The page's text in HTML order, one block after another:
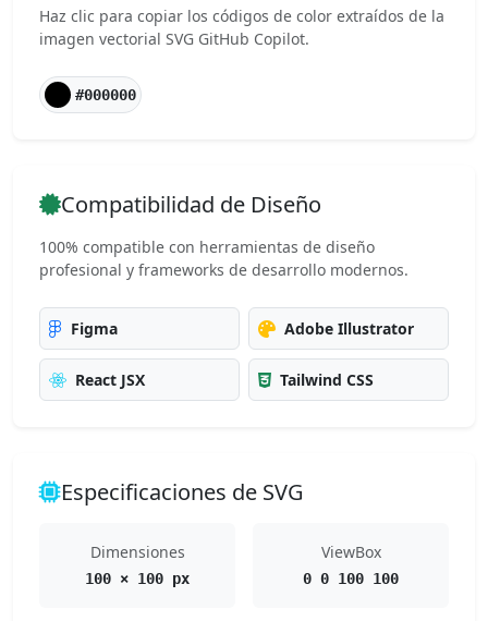
Haz clic para copiar los códigos de color extraídos de la
imagen vectorial SVG GitHub Copilot.
#000000
Compatibilidad de Diseño
100% compatible con herramientas de diseño
profesional y frameworks de desarrollo modernos.
Figma Adobe Illustrator
React JSX Tailwind CSS
Especificaciones de SVG
Dimensiones
100 × 100 px
ViewBox
0 0 100 100